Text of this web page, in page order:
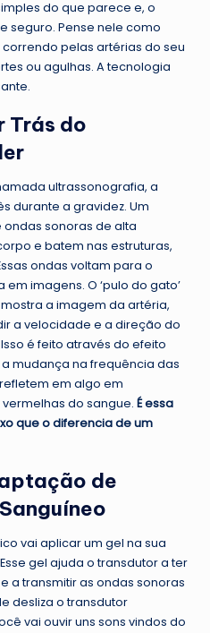
do que parece e, o
seguro. Pense nele como
correndo pelas artérias do seu
ou agulhas. A tecnologia
Trás do
ultrassonografia, a
durante a gravidez. Um
sonoras de alta
e batem nas estruturas,
ondas voltam para o
imagens. O ‘pulo do gato’
a imagem da artéria,
a velocidade e a direção do
é feito através do efeito
mudança na frequência das
em algo em
do sangue. É essa
que o diferencia de um
de
vai aplicar um gel na sua
gel ajuda o transdutor a ter
a transmitir as ondas sonoras
desliza o transdutor
vai ouvir uns sons vindos do